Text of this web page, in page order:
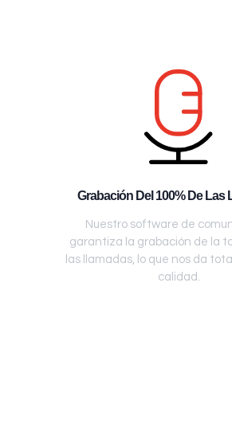
Grabación Del 100% De Las
Nuestro software de
garantiza la grabación de la
las llamadas, lo que nos da
calidad.